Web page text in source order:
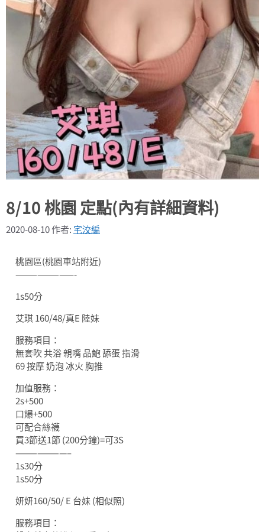
8/10 桃園 定點(內有詳細資料)
2020-08-10作者: 宅洨編
桃園區(桃園車站附近)
————————-
1s50分
艾琪 160/48/真E 陸妹
服務項目：
無套吹 共浴 親嘴 品鮑 舔蛋 指滑
69 按摩 奶泡 冰火 胸推
加值服務：
2s+500
口爆+500
可配合絲襪
買3節送1節 (200分鐘)=可3S
———————–
1s30分
1s50分
妍妍160/50/ E 台妹 (相似照)
服務項目：